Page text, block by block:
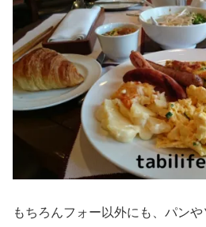
もちろんフォー以外にも、パン